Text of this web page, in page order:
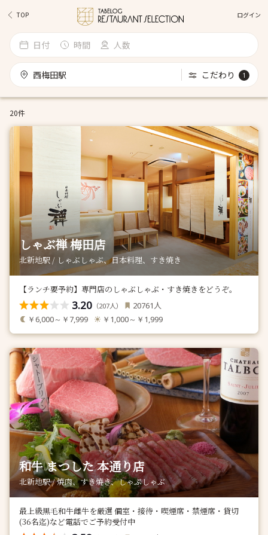
TOP ログイン
日付 時間 人数
西梅田駅 こだわり 1
20件
しゃぶ禅 梅田店
北新地駅 / しゃぶしゃぶ、日本料理、すき焼き
【ランチ要予約】専門店のしゃぶしゃぶ・すき焼きをどうぞ。
3.20 （207人） 20761 人
￥6,000～￥7,999 ￥1,000～￥1,999
和牛 まつした 本通り店
北新地駅 / 焼肉、すき焼き、しゃぶしゃぶ
最上級黒毛和牛雌牛を厳選 個室・接待・喫煙席・禁煙席・貸切
(36名迄)など電話でご予約受付中